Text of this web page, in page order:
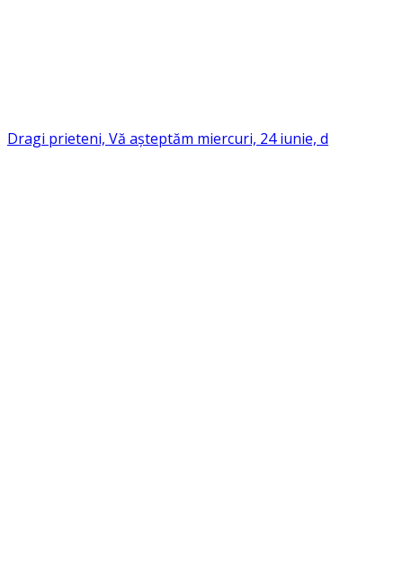
Dragi prieteni, Vă așteptăm miercuri, 24 iunie, d